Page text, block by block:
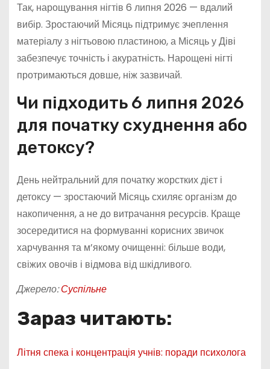
Так, нарощування нігтів 6 липня 2026 — вдалий
вибір. Зростаючий Місяць підтримує зчеплення
матеріалу з нігтьовою пластиною, а Місяць у Діві
забезпечує точність і акуратність. Нарощені нігті
протримаються довше, ніж зазвичай.
Чи підходить 6 липня 2026
для початку схуднення або
детоксу?
День нейтральний для початку жорстких дієт і
детоксу — зростаючий Місяць схиляє організм до
накопичення, а не до витрачання ресурсів. Краще
зосередитися на формуванні корисних звичок
харчування та м’якому очищенні: більше води,
свіжих овочів і відмова від шкідливого.
Джерело:Суспільне
Зараз читають:
Літня спека і концентрація учнів: поради психолога